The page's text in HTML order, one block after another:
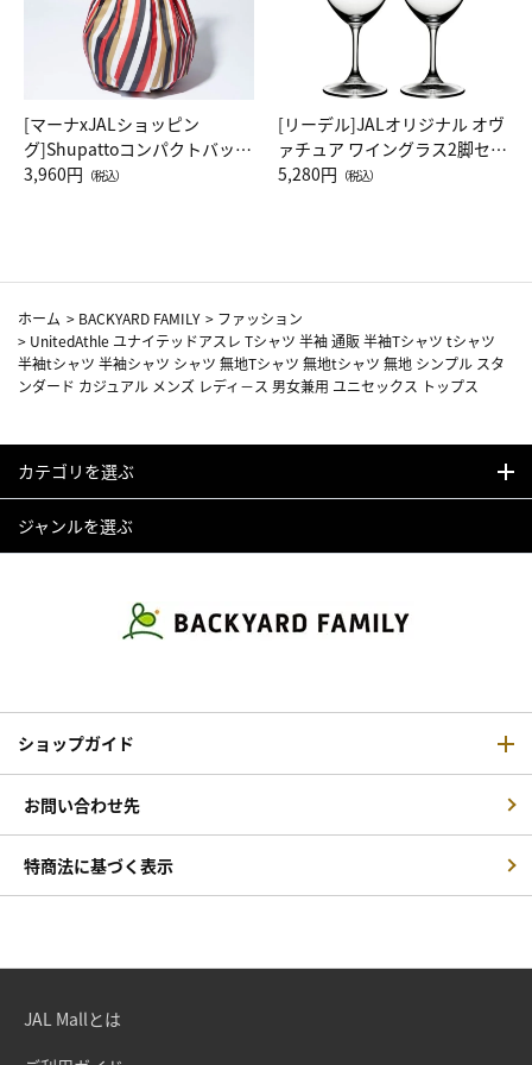
[マーナxJALショッピン
グ]Shupattoコンパクトバッグ
Drop JAL客室乗務員（LC）ス
3,960円 （税込）
[リーデル]JALオリジナル オヴ
ァチュア ワイングラス2脚セッ
ト（レッドワイン）
5,280円 （税込）
ホーム > BACKYARD FAMILY > ファッション
> UnitedAthle ユナイテッドアスレ Tシャツ 半袖 通販 半袖Tシャツ tシャツ
半袖tシャツ 半袖シャツ シャツ 無地Tシャツ 無地tシャツ 無地 シンプル スタ
ンダード カジュアル メンズ レディ－ス 男女兼用 ユニセックス トップス
カテゴリを選ぶ
ジャンルを選ぶ
ショップガイド
お問い合わせ先
特商法に基づく表示
JAL Mallとは